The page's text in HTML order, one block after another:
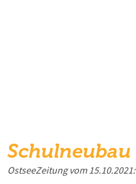
Schulneubau
OstseeZeitung vom 15.10.2021: